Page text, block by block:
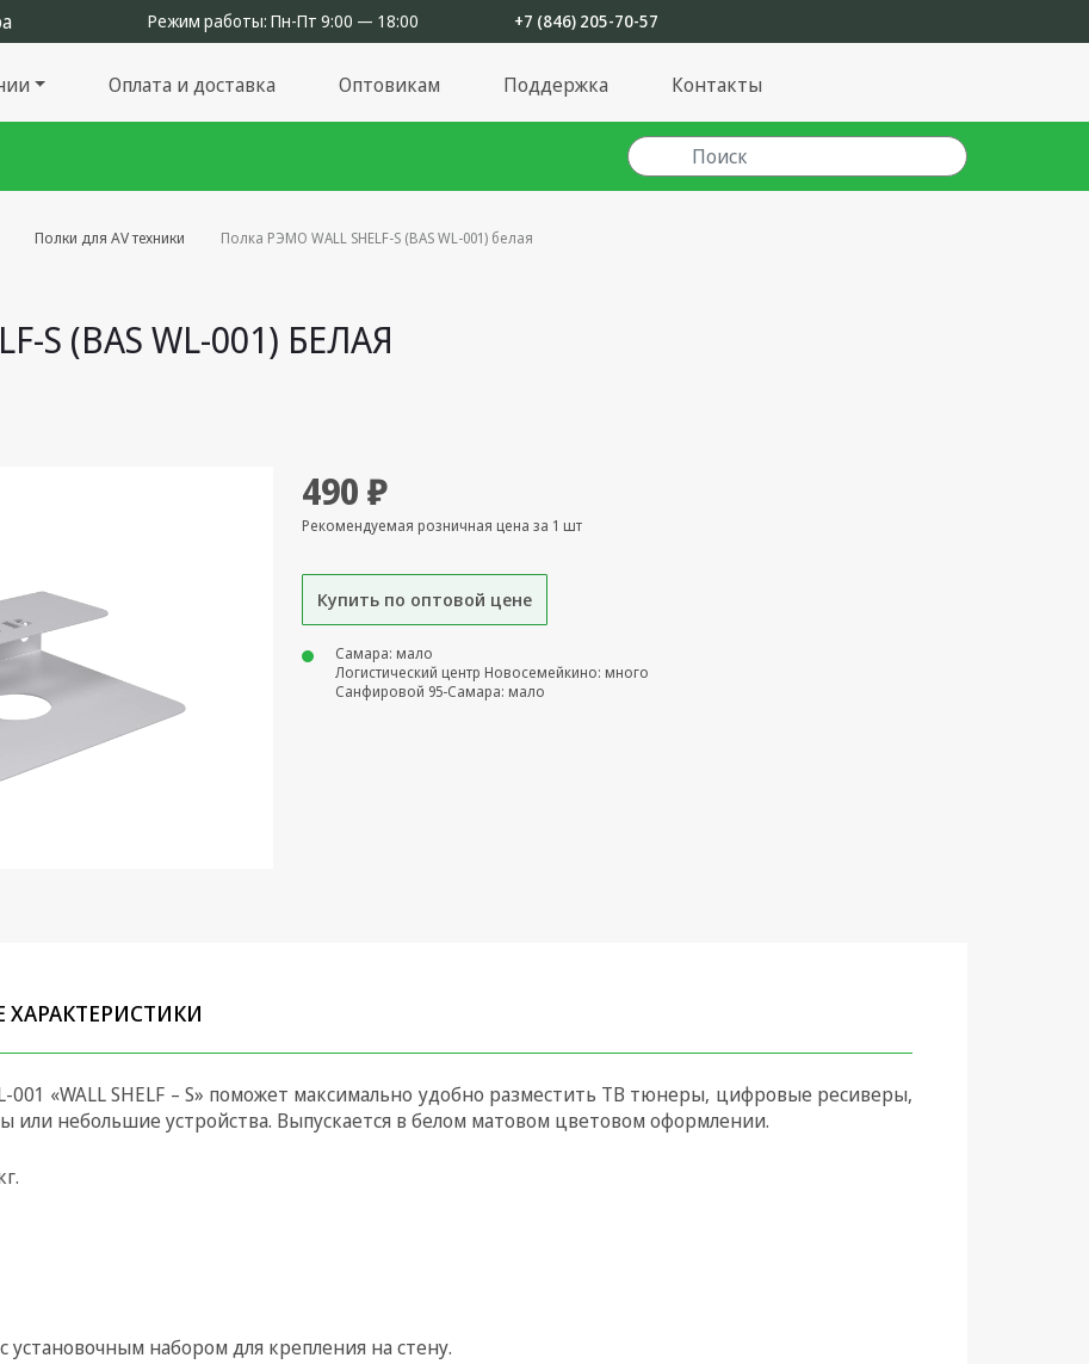
Режим работы: Пн-Пт 9:00 — 18:00 +7 (846) 205-70-57
Оплата и доставка Оптовикам Поддержка Контакты
Полки для AV техники Полка РЭМО WALL SHELF-S (BAS WL-001) белая
S (BAS WL-001) БЕЛАЯ
490 ₽
Рекомендуемая розничная цена за 1 шт
Купить по оптовой цене
Самара: мало
Логистический центр Новосемейкино: много
Санфировой 95-Самара: мало
ХАРАКТЕРИСТИКИ
001 «WALL SHELF – S» поможет максимально удобно разместить ТВ тюнеры, цифровые ресиверы,
или небольшие устройства. Выпускается в белом матовом цветовом оформлении.
установочным набором для крепления на стену.